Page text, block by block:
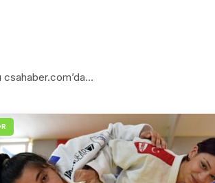
csahaber.com’da…